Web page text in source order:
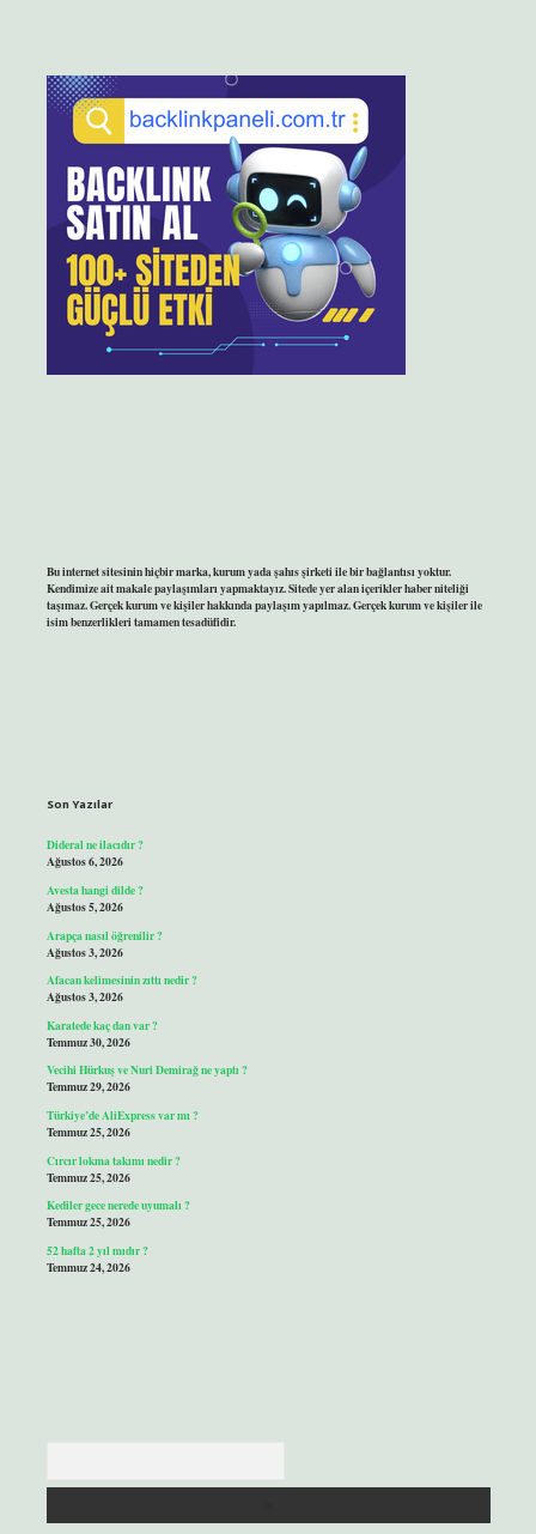
Bu internet sitesinin hiçbir marka, kurum yada şahıs şirketi ile bir bağlantısı yoktur.
Kendimize ait makale paylaşımları yapmaktayız. Sitede yer alan içerikler haber niteliği
taşımaz. Gerçek kurum ve kişiler hakkında paylaşım yapılmaz. Gerçek kurum ve kişiler ile
isim benzerlikleri tamamen tesadüfidir.
Son Yazılar
Dideral ne ilacıdır ?
Ağustos 6, 2026
Avesta hangi dilde ?
Ağustos 5, 2026
Arapça nasıl öğrenilir ?
Ağustos 3, 2026
Afacan kelimesinin zıttı nedir ?
Ağustos 3, 2026
Karatede kaç dan var ?
Temmuz 30, 2026
Vecihi Hürkuş ve Nuri Demirağ ne yaptı ?
Temmuz 29, 2026
Türkiye’de AliExpress var mı ?
Temmuz 25, 2026
Cırcır lokma takımı nedir ?
Temmuz 25, 2026
Kediler gece nerede uyumalı ?
Temmuz 25, 2026
52 hafta 2 yıl mıdır ?
Temmuz 24, 2026